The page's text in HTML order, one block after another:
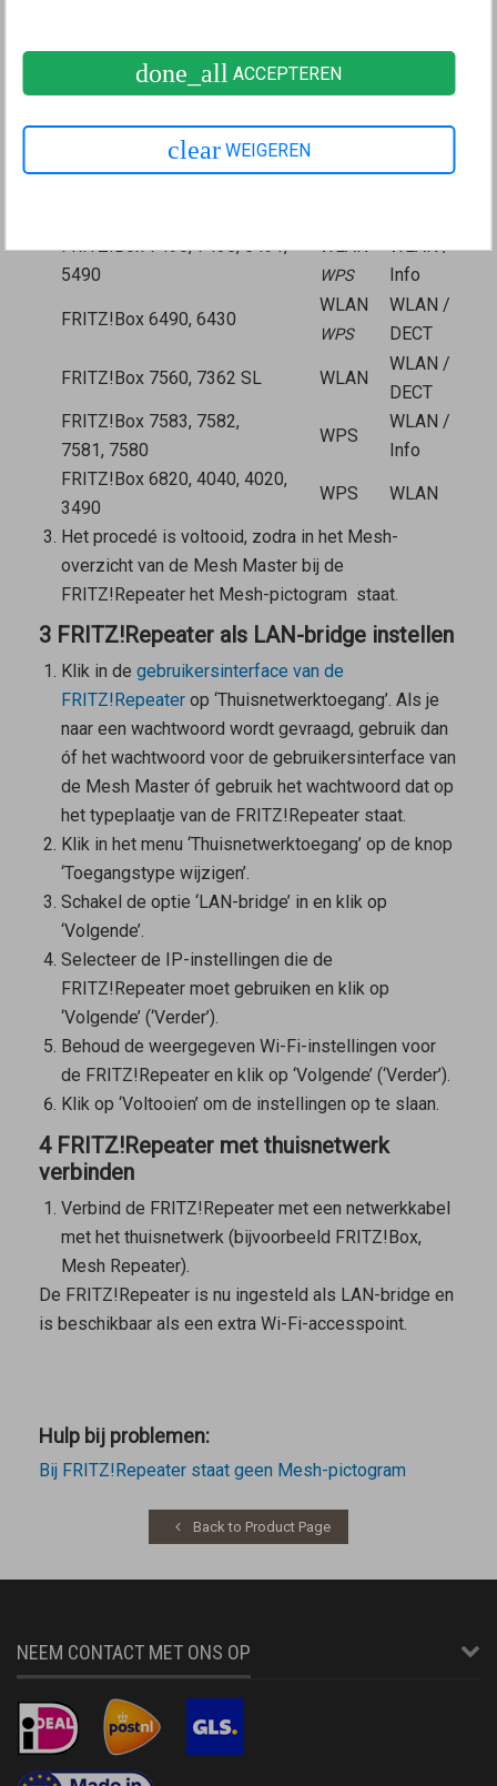
7630, 7590 (AX), 7530
(AX), 7520, 7510, 6890, 6850,
6670, 6660, 5690, 5590, 5530,
4690, 4630, 4050
FRITZ!Box 7490, 7430, 5491,
5490
WLAN
WPS
WLAN /
Info
FRITZ!Box 6490, 6430
WLAN
WPS
WLAN /
DECT
FRITZ!Box 7560, 7362 SL WLAN
WLAN /
DECT
FRITZ!Box 7583, 7582,
7581, 7580
WPS
WLAN /
Info
FRITZ!Box 6820, 4040, 4020,
3490
WPS WLAN
Het procedé is voltooid, zodra in het Mesh-
overzicht van de Mesh Masterbij de
FRITZ!Repeater het Mesh-pictogram staat.
3 FRITZ!Repeater als LAN-bridge instellen
Klik in de gebruikersinterface van de
FRITZ!Repeaterop ‘Thuisnetwerktoegang’. Als je
naar een wachtwoord wordt gevraagd, gebruik dan
óf het wachtwoord voor de gebruikersinterface van
de Mesh Masteróf gebruik het wachtwoord dat op
het typeplaatje van de FRITZ!Repeater staat.
Klik in het menu ‘Thuisnetwerktoegang’ op de knop
‘Toegangstype wijzigen’.
Schakel de optie ‘LAN-bridge’ in en klik op
‘Volgende’.
Selecteer de IP-instellingen die de
FRITZ!Repeater moet gebruiken en klik op
‘Volgende’ (‘Verder’).
Behoud de weergegeven Wi-Fi-instellingen voor
de FRITZ!Repeater en klik op ‘Volgende’ (‘Verder’).
Klik op ‘Voltooien’ om de instellingen op te slaan.
4 FRITZ!Repeater met thuisnetwerk
verbinden
Verbind de FRITZ!Repeater met een netwerkkabel
met het thuisnetwerk (bijvoorbeeld FRITZ!Box,
Mesh Repeater).
De FRITZ!Repeater is nu ingesteld als LAN-bridge en
is beschikbaar als een extra Wi-Fi-accesspoint.
Hulp bij problemen:
Bij FRITZ!Repeater staat geen Mesh-pictogram
Back to Product Page
NEEM CONTACT MET ONS OP
done_all ACCEPTEREN
clear WEIGEREN